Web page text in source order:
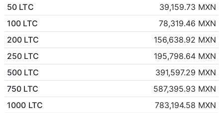
50 LTC
39,159.73 MXN
100 LTC
78,319.46 MXN
200 LTC
156,638.92 MXN
250 LTC
195,798.64 MXN
500 LTC
391,597.29 MXN
750 LTC
587,395.93 MXN
1000 LTC
783,194.58 MXN